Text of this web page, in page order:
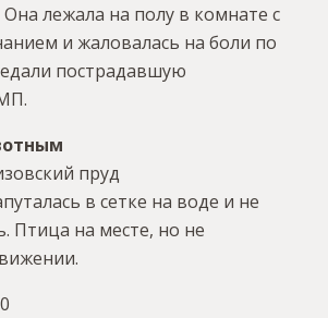
лежала на полу в комнате с
и жаловалась на боли по
пострадавшую
пруд
в сетке на воде и не
Птица на месте, но не
0